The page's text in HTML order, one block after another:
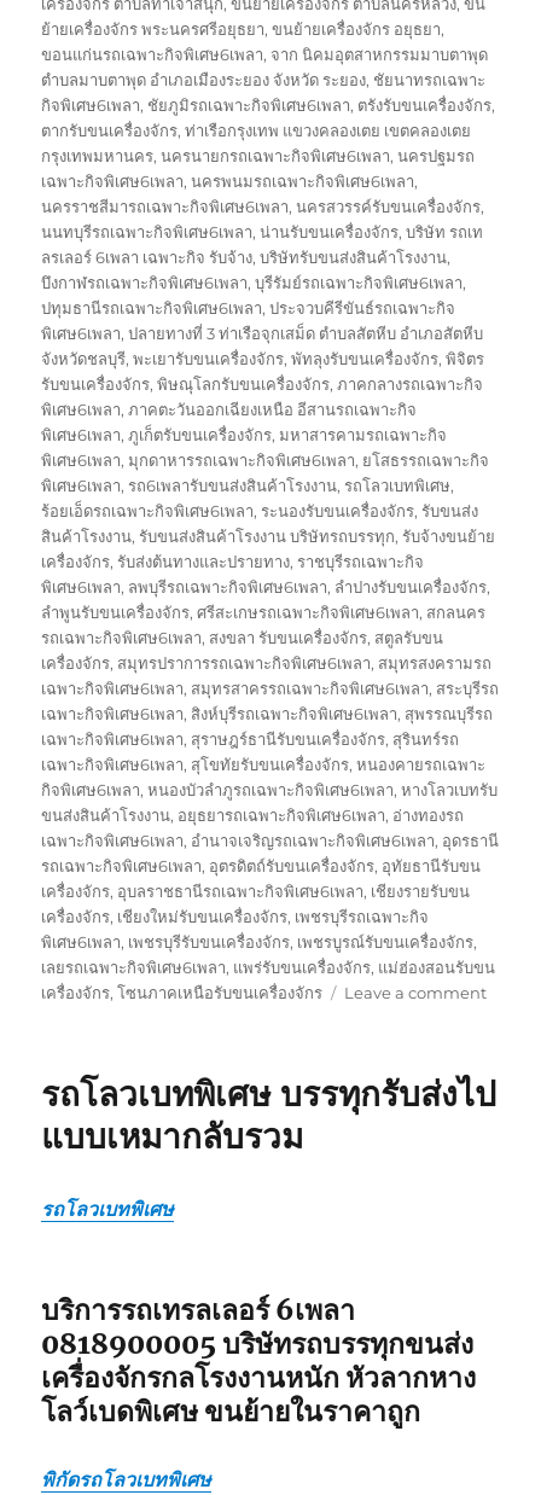
ย้ายเครื่องจักร พระนครศรีอยุธยา,ขนย้ายเครื่องจักร อยุธยา,
ขอนแก่นรถเฉพาะกิจพิเศษ6เพลา, จาก นิคมอุตสาหกรรมมาบตาพุด
ตำบลมาบตาพุด อำเภอเมืองระยอง จังหวัด ระยอง, ชัยนาทรถเฉพาะ
กิจพิเศษ6เพลา, ชัยภูมิรถเฉพาะกิจพิเศษ6เพลา, ตรังรับขนเครื่องจักร,
ตากรับขนเครื่องจักร,ท่าเรือกรุงเทพ แขวงคลองเตย เขตคลองเตย
กรุงเทพมหานคร,นครนายกรถเฉพาะกิจพิเศษ6เพลา,นครปฐมรถ
เฉพาะกิจพิเศษ6เพลา,นครพนมรถเฉพาะกิจพิเศษ6เพลา,
นครราชสีมารถเฉพาะกิจพิเศษ6เพลา,นครสวรรค์รับขนเครื่องจักร,
นนทบุรีรถเฉพาะกิจพิเศษ6เพลา,น่านรับขนเครื่องจักร,บริษัท รถเท
ลรเลอร์ 6เพลา เฉพาะกิจ รับจ้าง,บริษัทรับขนส่งสินค้าโรงงาน,
บึงกาฬรถเฉพาะกิจพิเศษ6เพลา,บุรีรัมย์รถเฉพาะกิจพิเศษ6เพลา,
ปทุมธานีรถเฉพาะกิจพิเศษ6เพลา,ประจวบคีรีขันธ์รถเฉพาะกิจ
พิเศษ6เพลา,ปลายทางที่ 3 ท่าเรือจุกเสม็ด ตำบลสัตหีบ อำเภอสัตหีบ
จังหวัดชลบุรี,พะเยารับขนเครื่องจักร,พัทลุงรับขนเครื่องจักร,พิจิตร
รับขนเครื่องจักร,พิษณุโลกรับขนเครื่องจักร,ภาคกลางรถเฉพาะกิจ
พิเศษ6เพลา,ภาคตะวันออกเฉียงเหนือ อีสานรถเฉพาะกิจ
พิเศษ6เพลา,ภูเก็ตรับขนเครื่องจักร,มหาสารคามรถเฉพาะกิจ
พิเศษ6เพลา,มุกดาหารรถเฉพาะกิจพิเศษ6เพลา, ยโสธรรถเฉพาะกิจ
พิเศษ6เพลา,รถ6เพลารับขนส่งสินค้าโรงงาน,รถโลวเบทพิเศษ,
ร้อยเอ็ดรถเฉพาะกิจพิเศษ6เพลา,ระนองรับขนเครื่องจักร,รับขนส่ง
สินค้าโรงงาน,รับขนส่งสินค้าโรงงาน บริษัทรถบรรทุก,รับจ้างขนย้าย
เครื่องจักร,รับส่งต้นทางและปรายทาง,ราชบุรีรถเฉพาะกิจ
พิเศษ6เพลา, ลพบุรีรถเฉพาะกิจพิเศษ6เพลา, ลำปางรับขนเครื่องจักร,
ลำพูนรับขนเครื่องจักร,ศรีสะเกษรถเฉพาะกิจพิเศษ6เพลา, สกลนคร
รถเฉพาะกิจพิเศษ6เพลา, สงขลา รับขนเครื่องจักร, สตูลรับขน
เครื่องจักร, สมุทรปราการรถเฉพาะกิจพิเศษ6เพลา, สมุทรสงครามรถ
เฉพาะกิจพิเศษ6เพลา, สมุทรสาครรถเฉพาะกิจพิเศษ6เพลา, สระบุรีรถ
เฉพาะกิจพิเศษ6เพลา, สิงห์บุรีรถเฉพาะกิจพิเศษ6เพลา, สุพรรณบุรีรถ
เฉพาะกิจพิเศษ6เพลา, สุราษฎร์ธานีรับขนเครื่องจักร, สุรินทร์รถ
เฉพาะกิจพิเศษ6เพลา, สุโขทัยรับขนเครื่องจักร,หนองคายรถเฉพาะ
กิจพิเศษ6เพลา,หนองบัวลำภูรถเฉพาะกิจพิเศษ6เพลา,หางโลวเบทรับ
ขนส่งสินค้าโรงงาน, อยุธยารถเฉพาะกิจพิเศษ6เพลา, อ่างทองรถ
เฉพาะกิจพิเศษ6เพลา, อำนาจเจริญรถเฉพาะกิจพิเศษ6เพลา, อุดรธานี
รถเฉพาะกิจพิเศษ6เพลา, อุตรดิตถ์รับขนเครื่องจักร, อุทัยธานีรับขน
เครื่องจักร, อุบลราชธานีรถเฉพาะกิจพิเศษ6เพลา, เชียงรายรับขน
เครื่องจักร, เชียงใหม่รับขนเครื่องจักร, เพชรบุรีรถเฉพาะกิจ
พิเศษ6เพลา, เพชรบุรีรับขนเครื่องจักร, เพชรบูรณ์รับขนเครื่องจักร,
เลยรถเฉพาะกิจพิเศษ6เพลา, แพร่รับขนเครื่องจักร, แม่ฮ่องสอนรับขน
เครื่องจักร,โซนภาคเหนือรับขนเครื่องจักร Leave a commenton
รถโลวเบทพิเศษ บรรทุกรับส่งไป
แบบเหมากลับรวม
รถโลวเบทพิเศษ
บริการรถเทรลเลอร์ 6เพลา
0818900005 บริษัทรถบรรทุกขนส่ง
เครื่องจักรกลโรงงานหนัก หัวลากหาง
โลว์เบดพิเศษ ขนย้ายในราคาถูก
พิกัดรถโลวเบทพิเศษ